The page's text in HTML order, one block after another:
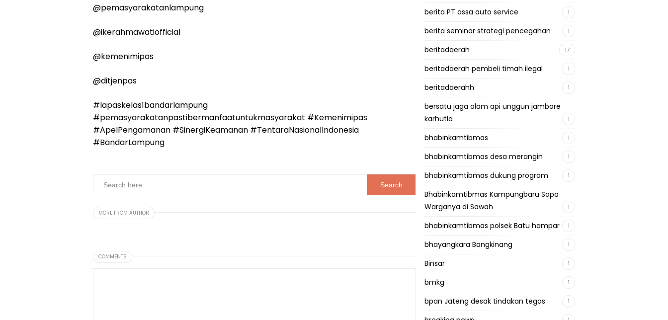
@pemasyarakatanlampung
@ikerahmawatiofficial
@kemenimipas
@ditjenpas
#lapaskelas1bandarlampung
#pemasyarakatanpastibermanfaatuntukmasyarakat #Kemenimipas
#ApelPengamanan #SinergiKeamanan #TentaraNasionalIndonesia
#BandarLampung
MORE FROM AUTHOR
COMMENTS
berita PT assa auto service 1
berita seminar strategi pencegahan 1
beritadaerah 17
beritadaerah pembeli timah ilegal 1
beritadaerahh 1
bersatu jaga alam api unggun jambore
karhutla
1
bhabinkamtibmas 1
bhabinkamtibmas desa merangin 1
bhabinkamtibmas dukung program 1
Bhabinkamtibmas Kampungbaru Sapa
Warganya di Sawah
1
bhabinkamtibmas polsek Batu hampar 1
bhayangkara Bangkinang 1
Binsar 1
bmkg 1
bpan Jateng desak tindakan tegas 1